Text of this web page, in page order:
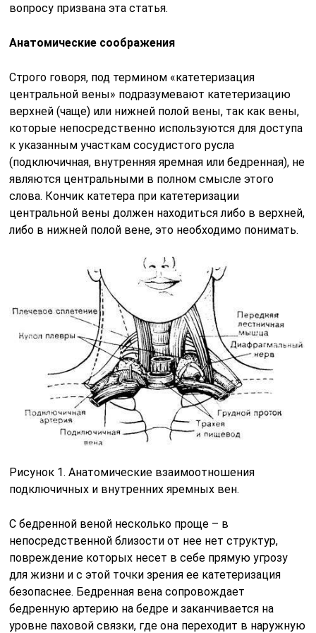
вопросу призвана эта статья.
Анатомические соображения
Строго говоря, под термином «катетеризация
центральной вены» подразумевают катетеризацию
верхней (чаще) или нижней полой вены, так как вены,
которые непосредственно используются для доступа
к указанным участкам сосудистого русла
(подключичная, внутренняя яремная или бедренная), не
являются центральными в полном смысле этого
слова. Кончик катетера при катетеризации
центральной вены должен находиться либо в верхней,
либо в нижней полой вене, это необходимо понимать.
Рисунок 1. Анатомические взаимоотношения
подключичных и внутренних яремных вен.
С бедренной веной несколько проще – в
непосредственной близости от нее нет структур,
повреждение которых несет в себе прямую угрозу
для жизни и с этой точки зрения ее катетеризация
безопаснее. Бедренная вена сопровождает
бедренную артерию на бедре и заканчивается на
уровне паховой связки, где она переходит в наружную